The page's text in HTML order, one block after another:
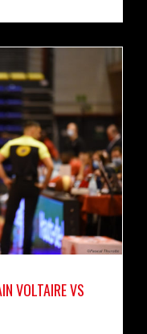
vs Nancy
VOLTAIRE VS